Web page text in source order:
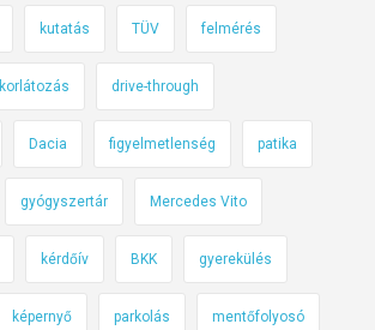
kutatás TÜV felmérés
drive-through
Dacia figyelmetlenség patika
gyógyszertár Mercedes Vito
kérdőív BKK gyerekülés
képernyő parkolás mentőfolyosó